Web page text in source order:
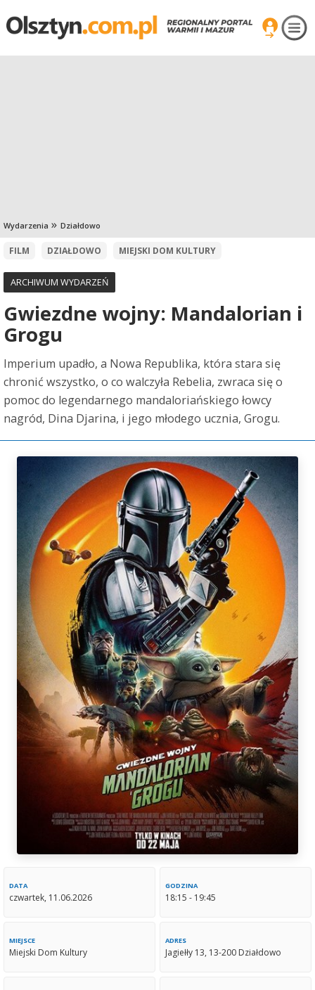
Wydarzenia Działdowo
FILM DZIAŁDOWO MIEJSKI DOM KULTURY
ARCHIWUM WYDARZEŃ
Gwiezdne wojny: Mandalorian i
Grogu
Imperium upadło, a Nowa Republika, która stara się
chronić wszystko, o co walczyła Rebelia, zwraca się o
pomoc do legendarnego mandaloriańskiego łowcy
nagród, Dina Djarina, i jego młodego ucznia, Grogu.
DATA
czwartek, 11.06.2026
GODZINA
18:15 - 19:45
MIEJSCE
Miejski Dom Kultury
ADRES
Jagiełły 13, 13-200 Działdowo